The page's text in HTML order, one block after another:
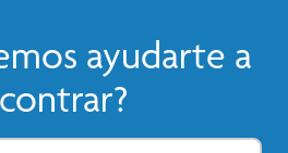
ayudarte a